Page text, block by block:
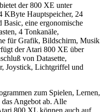
der 800 XE unter
KByte Hauptspeicher, 24
eine ergonomische
4 Tonkanäle,
für Grafik, Bildschirm, Musik
der Atari 800 XE über
von Datasette,
Joystick, Lichtgriffel und
zum Spielen, Lernen,
Angebot ab. Alle
800 XL können auch auf